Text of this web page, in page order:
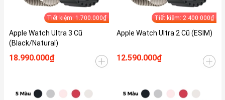
Tiết kiệm: 1.700.000₫
Apple Watch Ultra 3 Cũ
(Black/Natural)
18.990.000₫
Tiết kiệm: 2.400.000₫
Apple Watch Ultra 2 Cũ (ESIM)
12.590.000₫